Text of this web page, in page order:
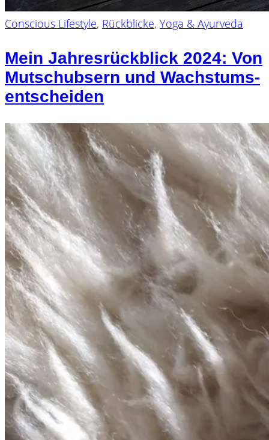
Conscious Lifestyle, Rückblicke, Yoga & Ayurveda
Mein Jahresrückblick 2024: Von
Mutschubsern und Wachstums-
entscheiden